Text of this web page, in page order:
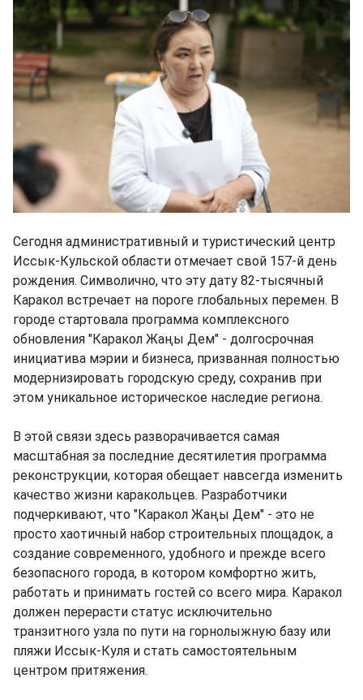
Сегодня административный и туристический центр
Иссык-Кульской области отмечает свой 157-й день
рождения. Символично, что эту дату 82-тысячный
Каракол встречает на пороге глобальных перемен. В
городе стартовала программа комплексного
обновления "Каракол Жаңы Дем" - долгосрочная
инициатива мэрии и бизнеса, призванная полностью
модернизировать городскую среду, сохранив при
этом уникальное историческое наследие региона.
В этой связи здесь разворачивается самая
масштабная за последние десятилетия программа
реконструкции, которая обещает навсегда изменить
качество жизни каракольцев. Разработчики
подчеркивают, что "Каракол Жаңы Дем" - это не
просто хаотичный набор строительных площадок, а
создание современного, удобного и прежде всего
безопасного города, в котором комфортно жить,
работать и принимать гостей со всего мира. Каракол
должен перерасти статус исключительно
транзитного узла по пути на горнолыжную базу или
пляжи Иссык-Куля и стать самостоятельным
центром притяжения.